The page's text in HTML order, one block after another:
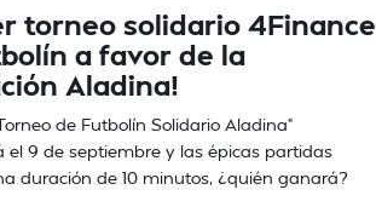
torneo solidario 4Finance
a favor de la
Aladina!
de Futbolín Solidario Aladina”
el 9 de septiembre y las épicas partidas
duración de 10 minutos, ¿quién ganará?